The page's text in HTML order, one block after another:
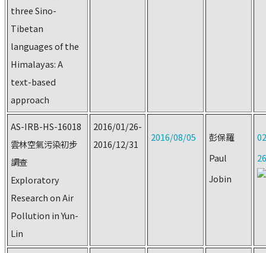
three Sino-
Tibetan
languages of the
Himalayas: A
text-based
approach
AS-IRB-HS-16018
雲林空氣污染初步
調查
Exploratory
Research on Air
Pollution in Yun-
Lin
2016/01/26-
2016/12/31
2016/08/05
彭保羅
Paul
Jobin